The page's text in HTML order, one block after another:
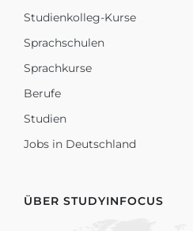
Studienkolleg-Kurse
Sprachschulen
Sprachkurse
Berufe
Studien
Jobs in Deutschland
ÜBER STUDYINFOCUS